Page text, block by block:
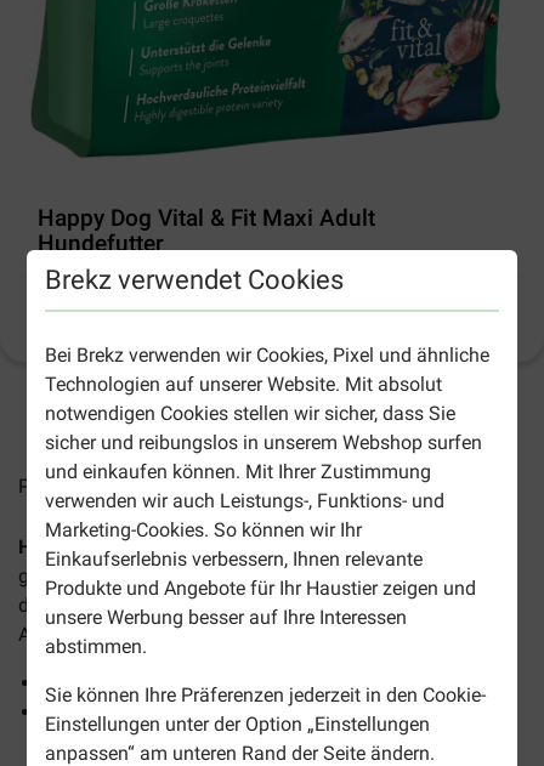
Brekz verwendet Cookies
Bei Brekz verwenden wir Cookies, Pixel und ähnliche
Technologien auf unserer Website. Mit absolut
notwendigen Cookies stellen wir sicher, dass Sie
sicher und reibungslos in unserem Webshop surfen
und einkaufen können. Mit Ihrer Zustimmung
verwenden wir auch Leistungs-, Funktions- und
Marketing-Cookies. So können wir Ihr
Einkaufserlebnis verbessern, Ihnen relevante
Produkte und Angebote für Ihr Haustier zeigen und
unsere Werbung besser auf Ihre Interessen
abstimmen.
Sie können Ihre Präferenzen jederzeit in den Cookie-
Einstellungen unter der Option „Einstellungen
anpassen“ am unteren Rand der Seite ändern.
Happy Dog Vital & Fit Maxi Adult
Hundefutter
Produktinformation
2-5 Arbeitstage, sofern nicht anders angegeben
Preise inkl. MwSt zzgl.Versandkosten
Happy Dog Fit & Vital Maxi Adult Hundefutter
großen Hund eine ausgewogene, gesunde Ernährung, die
den Bedürfnissen eines Hundes mit normalen
Aktivitätsniveau entsprechen.
Geeignet für alle ausgewachsenen Hunde ab 26 kg
Energiegehalt ist an den natürlichen Bewegungsdrang
von 2-3 Stunden täglich angepasst